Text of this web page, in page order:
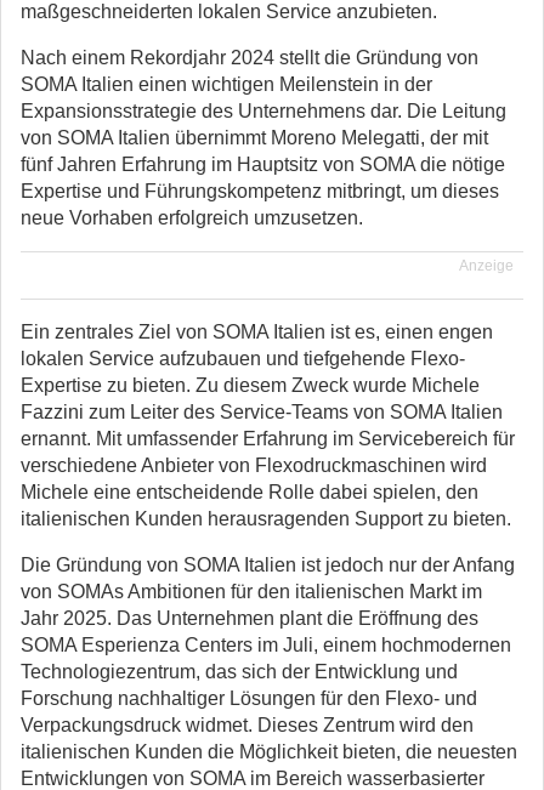
maßgeschneiderten lokalen Service anzubieten.
Nach einem Rekordjahr 2024 stellt die Gründung von
SOMA Italien einen wichtigen Meilenstein in der
Expansionsstrategie des Unternehmens dar. Die Leitung
von SOMA Italien übernimmt Moreno Melegatti, der mit
fünf Jahren Erfahrung im Hauptsitz von SOMA die nötige
Expertise und Führungskompetenz mitbringt, um dieses
neue Vorhaben erfolgreich umzusetzen.
Anzeige
Ein zentrales Ziel von SOMA Italien ist es, einen engen
lokalen Service aufzubauen und tiefgehende Flexo-
Expertise zu bieten. Zu diesem Zweck wurde Michele
Fazzini zum Leiter des Service-Teams von SOMA Italien
ernannt. Mit umfassender Erfahrung im Servicebereich für
verschiedene Anbieter von Flexodruckmaschinen wird
Michele eine entscheidende Rolle dabei spielen, den
italienischen Kunden herausragenden Support zu bieten.
Die Gründung von SOMA Italien ist jedoch nur der Anfang
von SOMAs Ambitionen für den italienischen Markt im
Jahr 2025. Das Unternehmen plant die Eröffnung des
SOMA Esperienza Centers im Juli, einem hochmodernen
Technologiezentrum, das sich der Entwicklung und
Forschung nachhaltiger Lösungen für den Flexo- und
Verpackungsdruck widmet. Dieses Zentrum wird den
italienischen Kunden die Möglichkeit bieten, die neuesten
Entwicklungen von SOMA im Bereich wasserbasierter